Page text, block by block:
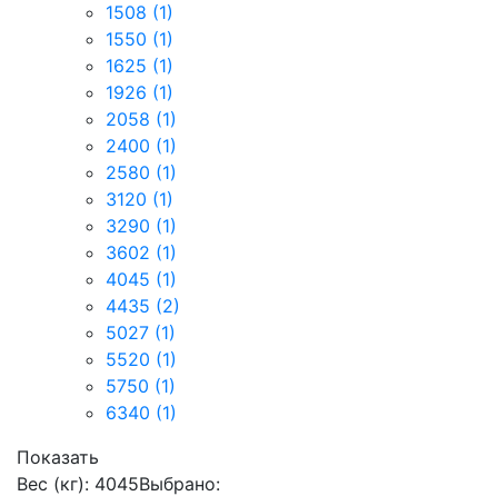
1508 (1)
1550 (1)
1625 (1)
1926 (1)
2058 (1)
2400 (1)
2580 (1)
3120 (1)
3290 (1)
3602 (1)
4045 (1)
4435 (2)
5027 (1)
5520 (1)
5750 (1)
6340 (1)
Показать
Вес (кг): 4045Выбрано: